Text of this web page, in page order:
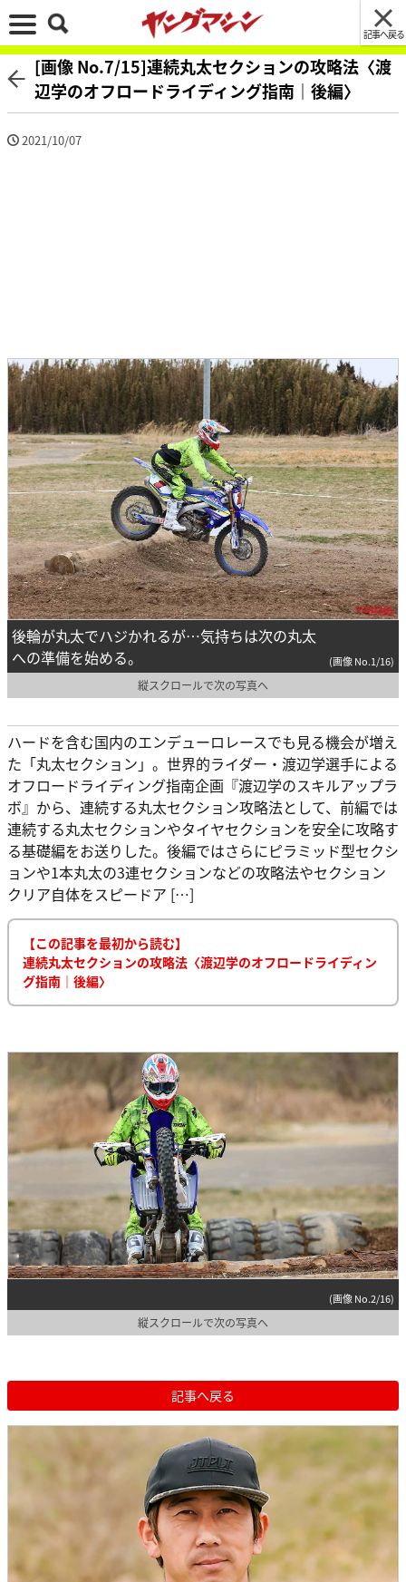
記事へ戻る
[画像 No.7/15]連続丸太セクションの攻略法〈渡
辺学のオフロードライディング指南｜後編〉
2021/10/07
後輪が丸太でハジかれるが…気持ちは次の丸太
への準備を始める。
(画像 No.1/16)
縦スクロールで次の写真へ
ハードを含む国内のエンデューロレースでも見る機会が増え
た「丸太セクション」。世界的ライダー・渡辺学選手による
オフロードライディング指南企画『渡辺学のスキルアップラ
ボ』から、連続する丸太セクション攻略法として、前編では
連続する丸太セクションやタイヤセクションを安全に攻略す
る基礎編をお送りした。後編ではさらにピラミッド型セクシ
ョンや1本丸太の3連セクションなどの攻略法やセクション
クリア自体をスピードア […]
【この記事を最初から読む】
連続丸太セクションの攻略法〈渡辺学のオフロードライディン
グ指南｜後編〉
(画像 No.2/16)
縦スクロールで次の写真へ
記事へ戻る